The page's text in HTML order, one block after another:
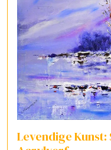
Levendige